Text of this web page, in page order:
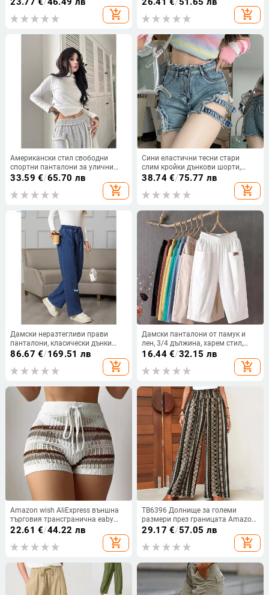
летни свободни, едноцветни, с
плоска талия, памучни и ленени
панталони за жени
add_shopping_cart
възрастни, креативни кученца,
ежедневно облекло, 3D дигитален
add_shopping_cart
Американски стил свободни
спортни панталони за улични
танци, сиви, широки крачоли и
33.59 €/65.70 лв
add_shopping_cart
Сини еластични тесни стари
слим кройки дънкови шорти,
дамски секси американски стил,
ретро танцови къси панталонки
38.74€/75.77 лв
add_shopping_cart
Дамски неразтегливи прави
панталони, класически дънки
като
86.67 €/169.51 лв
add_shopping_cart
Дамски панталони от памук и
лен, 3/4 дължина, харем стил,
средна талия, свободна кройка,
16.44€/32.15 лв
add_shopping_cart
Amazon wish AliExpress външна
търговия трансгранична eaby
европейски и американски
дамски кухи модни шорти с
връзки за жени с големи размери
22.61 €/44.22 лв
add_shopping_cart
TB6396 Долнище за големи
размери през границата Amazon
TEMU Експлозивна мода Най-
панталони за големи размери
29.17 €/57.05 лв
add_shopping_cart